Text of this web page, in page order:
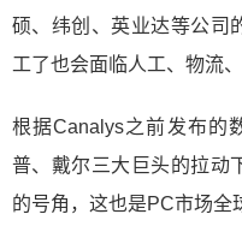
硕、纬创、英业达等公司
工了也会面临人工、物流
根据Canalys之前发布的
普、戴尔三大巨头的拉动
的号角，这也是PC市场全